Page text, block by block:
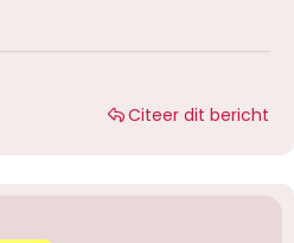
Citeer dit bericht